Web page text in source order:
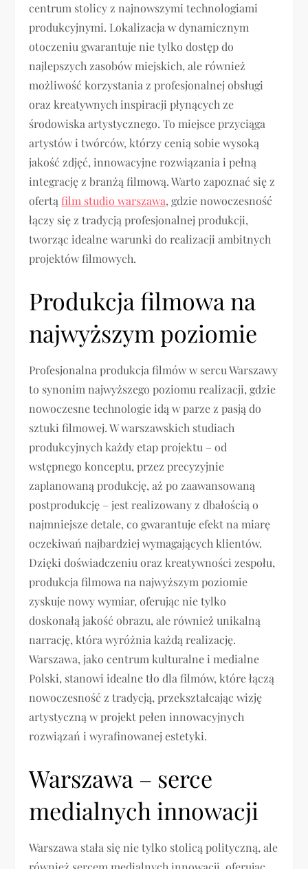
centrum stolicy z najnowszymi technologiami
produkcyjnymi. Lokalizacja w dynamicznym
otoczeniu gwarantuje nie tylko dostęp do
najlepszych zasobów miejskich, ale również
możliwość korzystania z profesjonalnej obsługi
oraz kreatywnych inspiracji płynących ze
środowiska artystycznego. To miejsce przyciąga
artystów i twórców, którzy cenią sobie wysoką
jakość zdjęć, innowacyjne rozwiązania i pełną
integrację z branżą filmową. Warto zapoznać się z
ofertąfilm studio warszawa, gdzie nowoczesność
łączy się z tradycją profesjonalnej produkcji,
tworząc idealne warunki do realizacji ambitnych
projektów filmowych.
Produkcja filmowa na
najwyższym poziomie
Profesjonalna produkcja filmów w sercu Warszawy
to synonim najwyższego poziomu realizacji, gdzie
nowoczesne technologie idą w parze z pasją do
sztuki filmowej. W warszawskich studiach
produkcyjnych każdy etap projektu – od
wstępnego konceptu, przez precyzyjnie
zaplanowaną produkcję, aż po zaawansowaną
postprodukcję – jest realizowany z dbałością o
najmniejsze detale, co gwarantuje efekt na miarę
oczekiwań najbardziej wymagających klientów.
Dzięki doświadczeniu oraz kreatywności zespołu,
produkcja filmowa na najwyższym poziomie
zyskuje nowy wymiar, oferując nie tylko
doskonałą jakość obrazu, ale również unikalną
narrację, która wyróżnia każdą realizację.
Warszawa, jako centrum kulturalne i medialne
Polski, stanowi idealne tło dla filmów, które łączą
nowoczesność z tradycją, przekształcając wizję
artystyczną w projekt pełen innowacyjnych
rozwiązań i wyrafinowanej estetyki.
Warszawa – serce
medialnych innowacji
Warszawa stała się nie tylko stolicą polityczną, ale